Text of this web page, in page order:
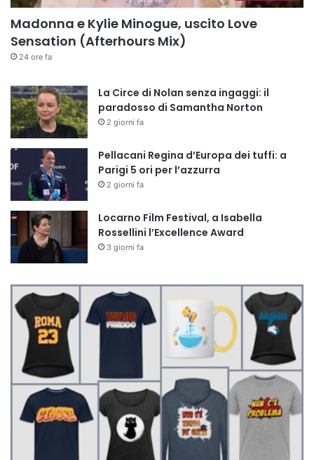
Madonna e Kylie Minogue, uscito Love
Sensation (Afterhours Mix)
24 ore fa
La Circe di Nolan senza ingaggi: il
paradosso di Samantha Norton
2 giorni fa
Pellacani Regina d’Europa dei tuffi: a
Parigi 5 ori per l’azzurra
2 giorni fa
Locarno Film Festival, a Isabella
Rossellini l’Excellence Award
3 giorni fa